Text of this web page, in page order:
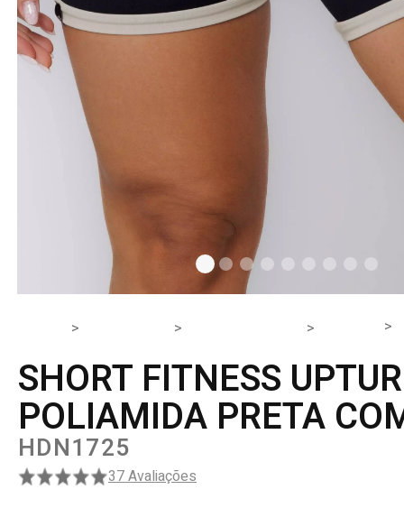
SHORT FITNESS
POLIAMIDA PRETA
HDN1725
37 Avaliações